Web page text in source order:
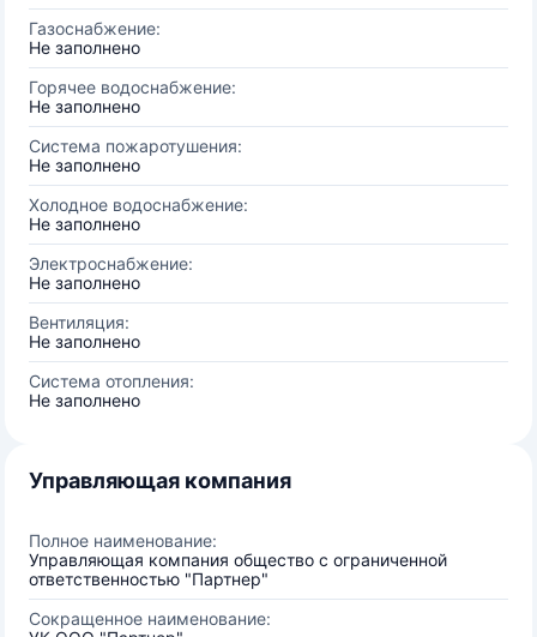
Газоснабжение:
Не заполнено
Горячее водоснабжение:
Не заполнено
Система пожаротушения:
Не заполнено
Холодное водоснабжение:
Не заполнено
Электроснабжение:
Не заполнено
Вентиляция:
Не заполнено
Система отопления:
Не заполнено
Управляющая компания
Полное наименование:
Управляющая компания общество с ограниченной
ответственностью "Партнер"
Сокращенное наименование: